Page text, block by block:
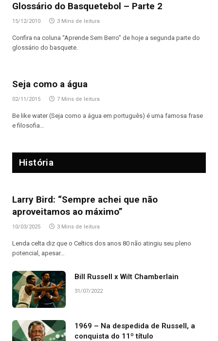
Glossário do Basquetebol – Parte 2
15/12/2010 3 Mins de leitura
Confira na coluna “Aprende Sem Berro” de hoje a segunda parte do
glossário do basquete.
Seja como a água
02/11/2015 7 Mins de leitura
Be like water (Seja como a água em português) é uma famosa frase
e filosofia…
História
Larry Bird: “Sempre achei que não
aproveitamos ao máximo”
10/03/2025 3 Mins de leitura
Lenda celta diz que o Celtics dos anos 80 não atingiu seu pleno
potencial, apesar…
Bill Russell x Wilt Chamberlain
31/07/2022
1969 – Na despedida de Russell, a
conquista do 11º título